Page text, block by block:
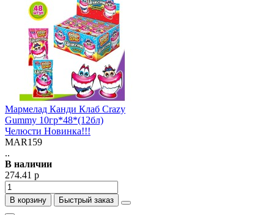
Мармелад Канди Клаб Crazy
Gummy 10гр*48*(12бл)
Челюсти Новинка!!!
MAR159
..
В наличии
274.41 р
В корзину Быстрый заказ